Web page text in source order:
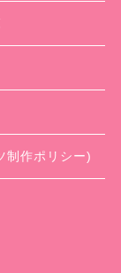
制作ポリシー)